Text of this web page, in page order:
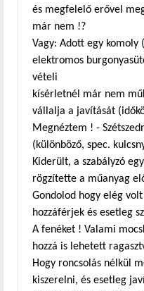
és megfelelő erővel
már nem !?
Vagy: Adott egy komoly
elektromos
vételi
kísérletnél már nem
vállalja a javítását
Megnéztem ! -
(különböző, spec.
Kiderült, a szabályzó
rögzítette a műanyag
Gondolod hogy elég
hozzáférjek és esetleg
A fenéket ! Valami
hozzá is lehetett
Hogy roncsolás nélkül
kiszerelni, és esetleg